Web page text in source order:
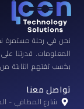
نحن في رحلة مستمرة
المعلومات. قدرتنا على
بكسب ثقتهم الثابتة من
تواصل معنا
شارع المطافي -